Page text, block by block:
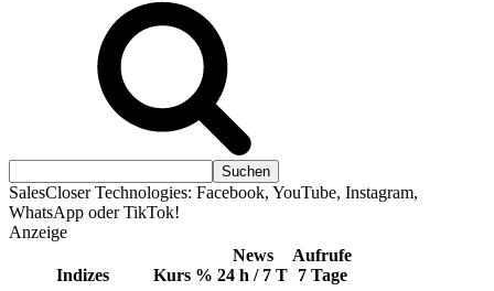
SalesCloser Technologies: Facebook, YouTube, Instagram,
WhatsApp oder TikTok!
Anzeige
Indizes Kurs %
News
24 h / 7 T
Aufrufe
7 Tage